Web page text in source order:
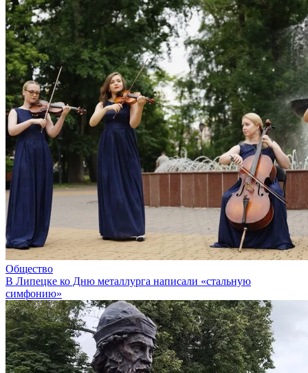
Общество
В Липецке ко Дню металлурга написали «стальную
симфонию»